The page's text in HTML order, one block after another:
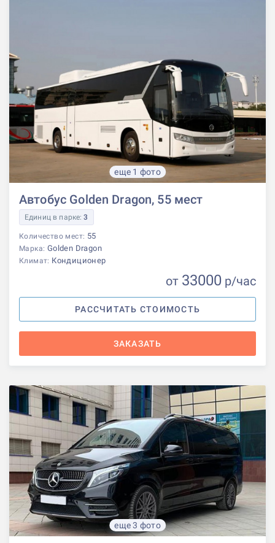
еще 1 фото
Автобус Golden Dragon, 55 мест
Единиц в парке:3
Количество мест: 55
Марка: Golden Dragon
Климат: Кондиционер
от 33000 р/час
РАССЧИТАТЬ СТОИМОСТЬ
ЗАКАЗАТЬ
еще 3 фото